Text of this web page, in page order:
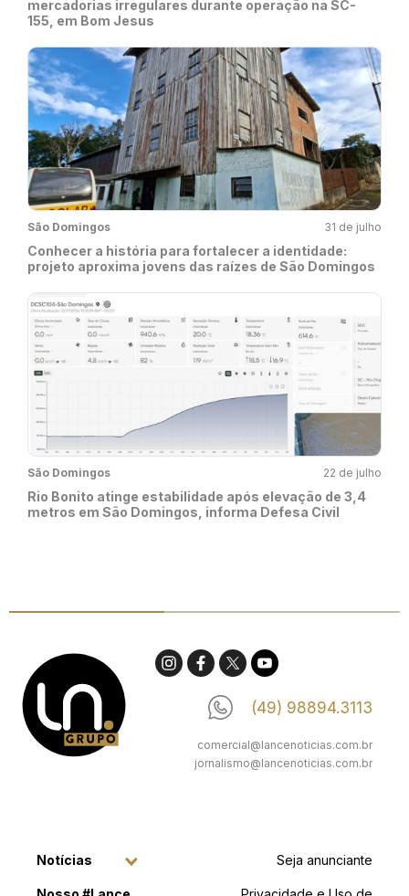
mercadorias irregulares durante operação na SC-
155, em Bom Jesus
São Domingos 31 de julho
Conhecer a história para fortalecer a identidade:
projeto aproxima jovens das raízes de São Domingos
São Domingos 22 de julho
Rio Bonito atinge estabilidade após elevação de 3,4
metros em São Domingos, informa Defesa Civil
(49) 98894.3113
comercial@lancenoticias.com.br
jornalismo@lancenoticias.com.br
Notícias Seja anunciante